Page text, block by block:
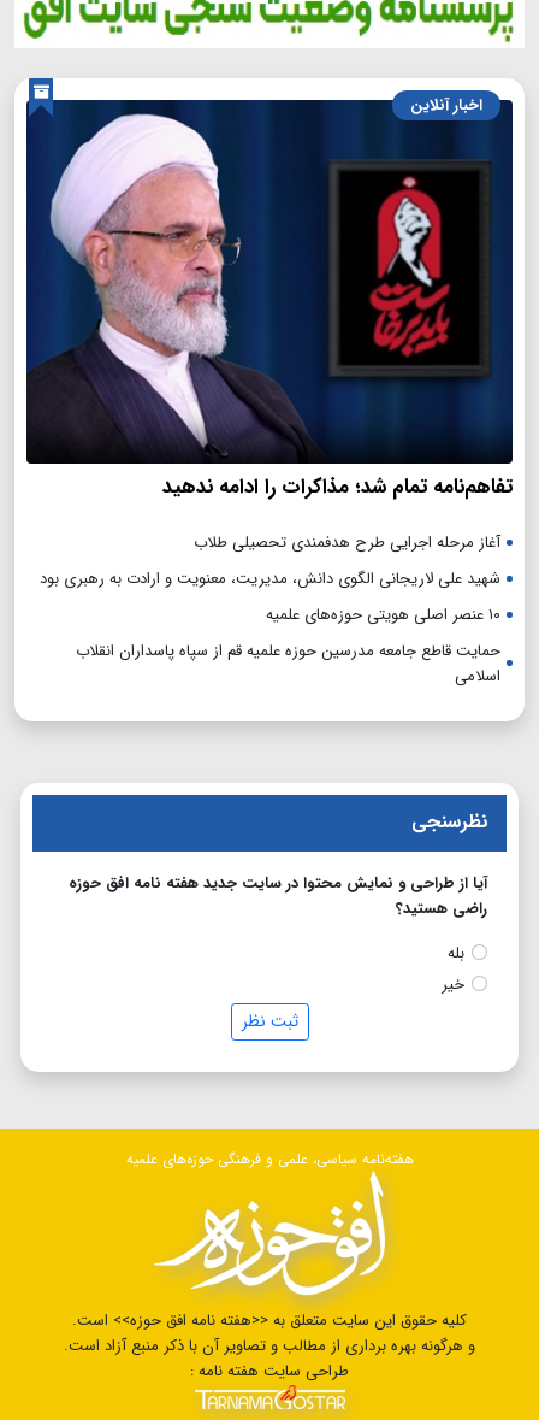
اخبار آنلاین
تفاهم‌نامه تمام شد؛ مذاکرات را ادامه ندهید
آغاز مرحله اجرایی طرح هدفمندی تحصیلی طلاب
شهید علی لاریجانی الگوی دانش، مدیریت، معنویت و ارادت به رهبری بود
۱۰ عنصر اصلی هویتی حوزه‌های علمیه
حمایت قاطع جامعه مدرسین حوزه علمیه قم از سپاه پاسداران انقلاب
اسلامی
نظرسنجی
آیا از طراحی و نمایش محتوا در سایت جدید هفته نامه افق حوزه
راضی هستید؟
بله
خیر
ثبت نظر
هفته‌نامه سیاسی، علمی و فرهنگی حوزه‌های علمیه
کلیه حقوق این سایت متعلق به <<هفته نامه افق حوزه>> است.
و هرگونه بهره برداری از مطالب و تصاویر آن با ذکر منبع آزاد است.
طراحی سایت هفته نامه :